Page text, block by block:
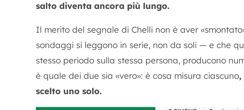
salto diventa ancora più lungo.
Il merito del segnale di Chelli non è aver
sondaggi si leggono in serie, non da soli — e che
stesso periodo sulla stessa persona, producono
è quale dei due sia «vero»: è cosa misura ciascuno,
scelto uno solo.